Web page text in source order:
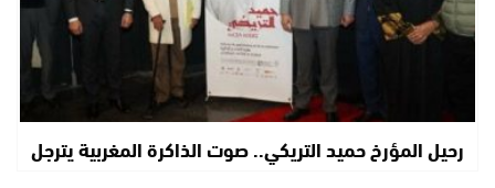
رحيل المؤرخ حميد التريكي.. صوت الذاكرة المغربية يترجل